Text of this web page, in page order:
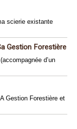
scierie existante
Gestion Forestière
d’un
Gestion Forestière et